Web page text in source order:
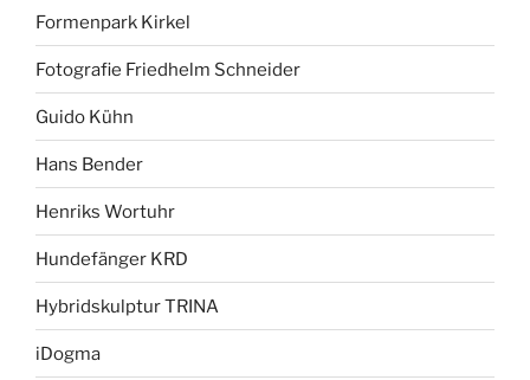
Formenpark Kirkel
Fotografie Friedhelm Schneider
Guido Kühn
Hans Bender
Henriks Wortuhr
Hundefänger KRD
Hybridskulptur TRINA
iDogma